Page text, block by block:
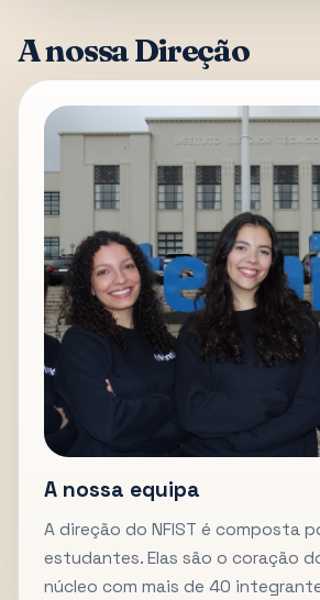
A nossa Direção
A nossa equipa
A direção do NFIST é composta
estudantes. Elas são o coração do
núcleo com mais de 40